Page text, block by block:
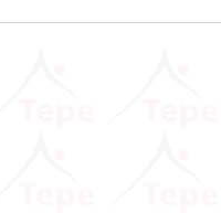
Emlak Vergisi Kanunu Genel